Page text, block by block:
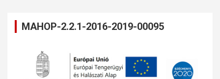
MAHOP-2.2.1-2016-2019-00095